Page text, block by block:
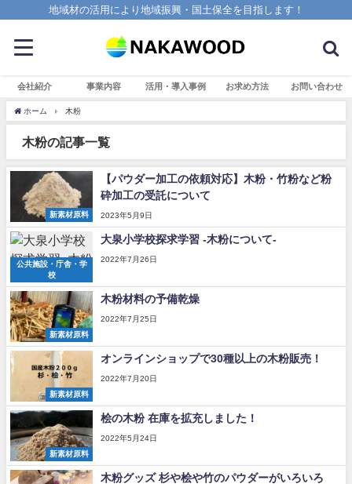
地域材の活用により地域振興・国土保全を目指します！
会社紹介 事業内容 活用・導入事例 お求め方法 お問い合わせ
ホーム 木粉
木粉の記事一覧
新素材原料
【パウダー加工の依頼対応】木粉・竹粉など粉
砕加工の受託について
2023年5月9日
公共施設・庁舎・学
校
大泉小学校探求学習 -木粉について-
2022年7月26日
新素材原料
木粉材料の予備乾燥
2022年7月25日
新素材原料
オンラインショップで30種以上の木粉販売！
2022年7月20日
新素材原料
桧の木粉 在庫を拡充しました！
2022年5月24日
木粉グッズ 杉や桧や竹のパウダーがいろいろ